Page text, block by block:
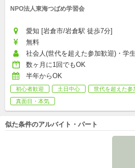
NPO法人東海つばめ学習会
愛知 [岩倉市/岩倉駅 徒歩7分]
無料
社会人(世代を超えた参加歓迎)・学
数ヶ月に1回でもOK
半年からOK
初心者歓迎 土日中心 世代を超えた参
真面目・本気
似た条件のアルバイト・パート